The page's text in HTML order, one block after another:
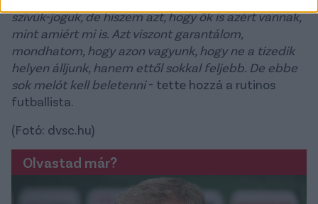
szívük-joguk, de hiszem azt, hogy ők is azért vannak,
mint amiért mi is. Azt viszont garantálom,
mondhatom, hogy azon vagyunk, hogy ne a tizedik
helyen álljunk, hanem ettől sokkal feljebb. De ebbe
sok melót kell beletenni- tette hozzá a rutinos
futballista.
(Fotó: dvsc.hu)
Olvastad már?